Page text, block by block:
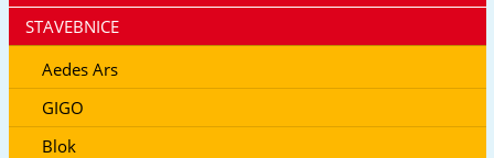
STAVEBNICE
Aedes Ars
GIGO
Blok